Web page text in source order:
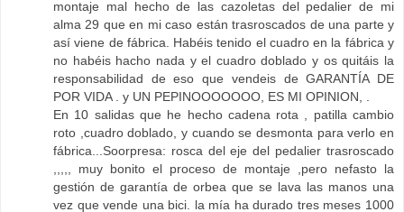
montaje mal hecho de las cazoletas del pedalier de mi
alma 29 que en mi caso están trasroscados de una parte y
así viene de fábrica. Habéis tenido el cuadro en la fábrica y
no habéis hacho nada y el cuadro doblado y os quitáis la
responsabilidad de eso que vendeis de GARANTÍA DE
POR VIDA . y UN PEPINOOOOOOO, ES MI OPINION, .
En 10 salidas que he hecho cadena rota , patilla cambio
roto ,cuadro doblado, y cuando se desmonta para verlo en
fábrica...Soorpresa: rosca del eje del pedalier trasroscado
,,,,, muy bonito el proceso de montaje ,pero nefasto la
gestión de garantía de orbea que se lava las manos una
vez que vende una bici. la mía ha durado tres meses 1000